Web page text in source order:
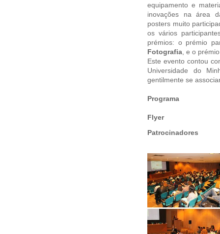
equipamento e
inovações na área
posters muito
os vários
prémios: o prémio
Fotografia, e o
Este evento contou
Universidade do
gentilmente se
Programa
Flyer
Patrocinadores